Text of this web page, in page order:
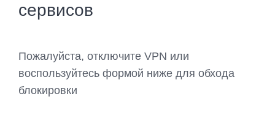
сервисов
Пожалуйста, отключите VPN или
воспользуйтесь формой ниже для обхода
блокировки